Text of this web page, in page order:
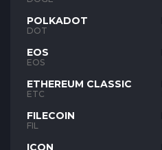
POLKADOT
DOT
EOS
EOS
ETHEREUM CLASSIC
ETC
FILECOIN
FIL
ICON